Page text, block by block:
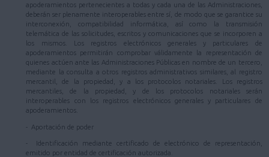
apoderamientos pertenecientes a todas y cada una de las Administraciones,
deberán ser plenamente interoperables entre sí, de modo que se garantice su
interconexión, compatibilidad informática, así como la transmisión
telemática de las solicitudes, escritos y comunicaciones que se incorporen a
los mismos. Los registros electrónicos generales y particulares de
apoderamientos permitirán comprobar válidamente la representación de
quienes actúen ante las Administraciones Públicas en nombre de un tercero,
mediante la consulta a otros registros administrativos similares, al registro
mercantil, de la propiedad, y a los protocolos notariales. Los registros
mercantiles, de la propiedad, y de los protocolos notariales serán
interoperables con los registros electrónicos generales y particulares de
apoderamientos.
- Aportación de poder
- Identificación mediante certificado de electrónico de representación,
emitido por entidad de certificación autorizada.